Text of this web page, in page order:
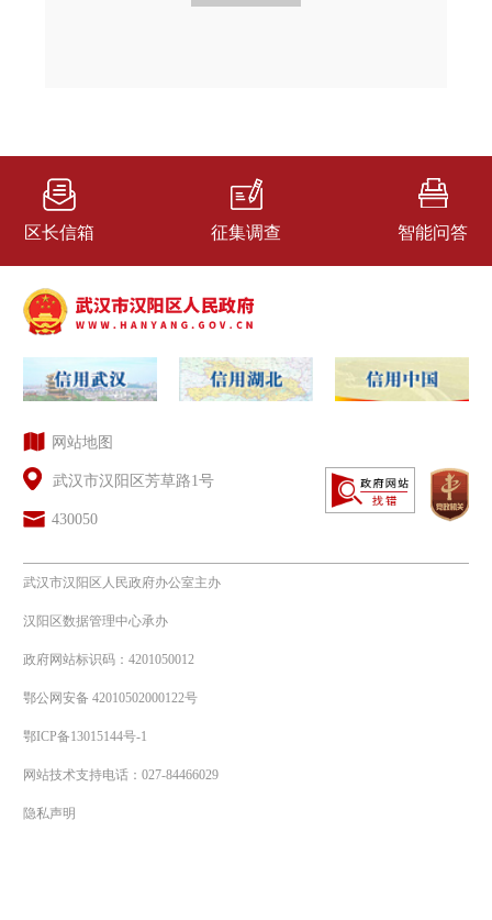
区长信箱 征集调查 智能问答
网站地图
武汉市汉阳区芳草路1号
430050
武汉市汉阳区人民政府办公室主办
汉阳区数据管理中心承办
政府网站标识码：4201050012
鄂公网安备 42010502000122号
鄂ICP备13015144号-1
网站技术支持电话：027-84466029
隐私声明